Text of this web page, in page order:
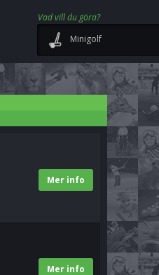
Vad vill du göra?
Minigolf
Mer info
Mer info